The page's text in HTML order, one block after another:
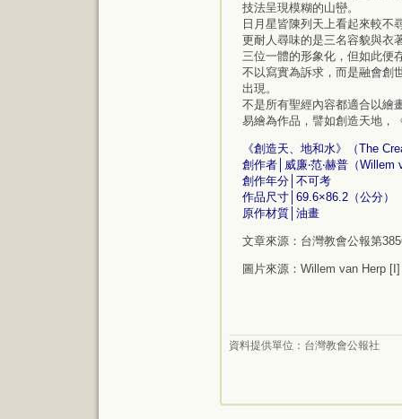
技法呈現模糊的山巒。
日月星皆陳列天上看起來較不
更耐人尋味的是三名容貌與衣
三位一體的形象化，但如此便
不以寫實為訴求，而是融會創
出現。
不是所有聖經內容都適合以繪
易繪為作品，譬如創造天地，
《創造天、地和水》（The
創作者│威廉‧范‧赫普（
創作年分│不可考
作品尺寸│69.6×86.2（公分）
原作材質│油畫
文章來源：台灣教會公報第
圖片來源： Willem van Herp
資料提供單位： 台灣教會公報社